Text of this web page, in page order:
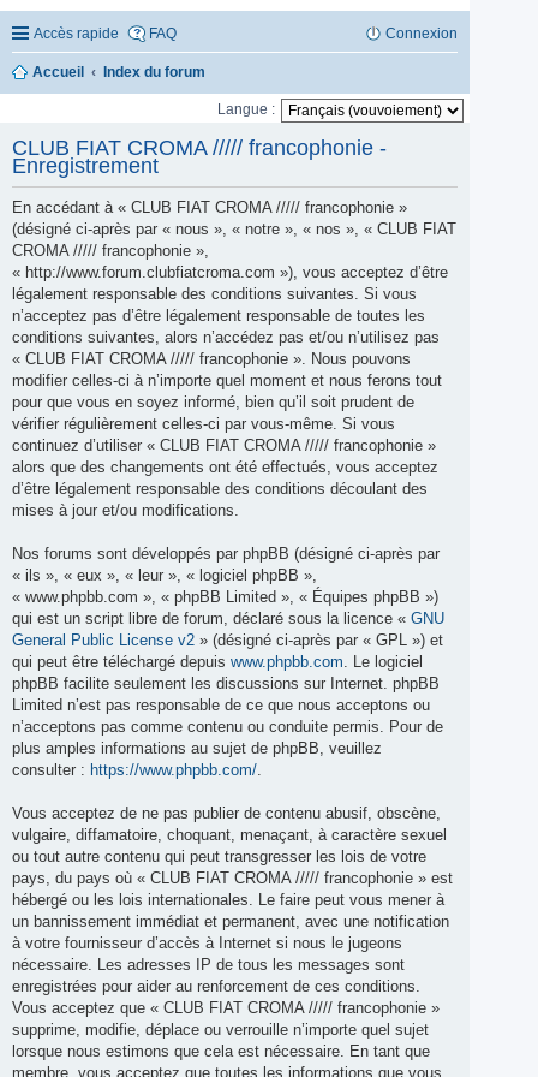
Accès rapide FAQ Connexion
Accueil Index du forum
Langue :
CLUB FIAT CROMA ///// francophonie -
Enregistrement
En accédant à « CLUB FIAT CROMA ///// francophonie »
(désigné ci-après par « nous », « notre », « nos », « CLUB FIAT
CROMA ///// francophonie »,
« http://www.forum.clubfiatcroma.com »), vous acceptez d’être
légalement responsable des conditions suivantes. Si vous
n’acceptez pas d’être légalement responsable de toutes les
conditions suivantes, alors n’accédez pas et/ou n’utilisez pas
« CLUB FIAT CROMA ///// francophonie ». Nous pouvons
modifier celles-ci à n’importe quel moment et nous ferons tout
pour que vous en soyez informé, bien qu’il soit prudent de
vérifier régulièrement celles-ci par vous-même. Si vous
continuez d’utiliser « CLUB FIAT CROMA ///// francophonie »
alors que des changements ont été effectués, vous acceptez
d’être légalement responsable des conditions découlant des
mises à jour et/ou modifications.
Nos forums sont développés par phpBB (désigné ci-après par
« ils », « eux », « leur », « logiciel phpBB »,
« www.phpbb.com », « phpBB Limited », « Équipes phpBB »)
qui est un script libre de forum, déclaré sous la licence « GNU
General Public License v2 » (désigné ci-après par « GPL ») et
qui peut être téléchargé depuis www.phpbb.com. Le logiciel
phpBB facilite seulement les discussions sur Internet. phpBB
Limited n’est pas responsable de ce que nous acceptons ou
n’acceptons pas comme contenu ou conduite permis. Pour de
plus amples informations au sujet de phpBB, veuillez
consulter : https://www.phpbb.com/.
Vous acceptez de ne pas publier de contenu abusif, obscène,
vulgaire, diffamatoire, choquant, menaçant, à caractère sexuel
ou tout autre contenu qui peut transgresser les lois de votre
pays, du pays où « CLUB FIAT CROMA ///// francophonie » est
hébergé ou les lois internationales. Le faire peut vous mener à
un bannissement immédiat et permanent, avec une notification
à votre fournisseur d’accès à Internet si nous le jugeons
nécessaire. Les adresses IP de tous les messages sont
enregistrées pour aider au renforcement de ces conditions.
Vous acceptez que « CLUB FIAT CROMA ///// francophonie »
supprime, modifie, déplace ou verrouille n’importe quel sujet
lorsque nous estimons que cela est nécessaire. En tant que
membre, vous acceptez que toutes les informations que vous